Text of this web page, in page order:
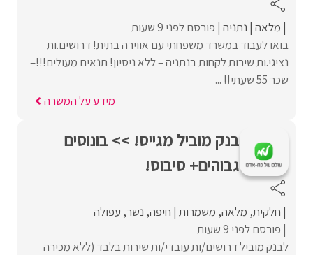
מלאה נתניה פורסם לפני 9 שעות
בואו לעבוד במשרד משפחתי עם אווירה בתית! דרושים.ות
נציגי.ות שירות לקחות בנתניה – ללא ניסיון! תנאים מעולים!!!–
שכר 55 שעתי!! ...
מידע על המשרה
בנק מוביל מגייס! >> בונוסים
גבוהים+ סיבוס!
חלקית מלאה משמרות חיפה נשר עפולה
פורסם לפני 9 שעות
לבנק מוביל דרושים/ות עובדי/ות שירות בלבד (ללא מכירה